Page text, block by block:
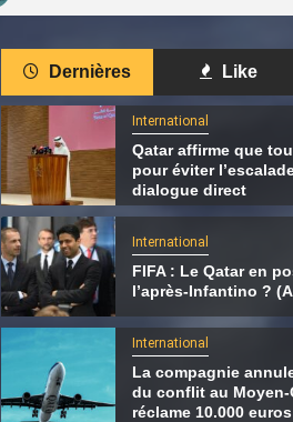
de
?
4
International
Le Qatar
sur Israël
l’accord sur
Dernières Like
International
Qatar affirme que
pour éviter
dialogue direct
International
FIFA : Le Qatar en
l’après-Infantino ?
International
La compagnie
du conflit au
réclame 10.000